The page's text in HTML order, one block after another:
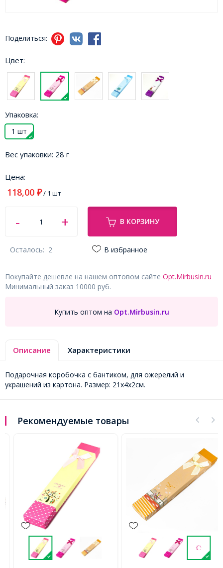
Поделиться:
Цвет:
Упаковка:
1 шт
Вес упаковки: 28 г
Цена:
118,00 ₽/ 1 шт
В КОРЗИНУ
Осталось: 2 В избранное
Покупайте дешевле на нашем оптовом сайте Opt.Mirbusin.ru
Минимальный заказ 10000 руб.
Купить оптом на Opt.Mirbusin.ru
Описание Характеристики
Подарочная коробочка с бантиком, для ожерелий и
украшений из картона. Размер: 21x4x2см.
Рекомендуемые товары